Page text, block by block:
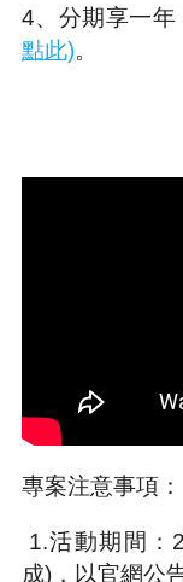
4、分期享一
點此)。
專案注意事項：
1.活動期間：
成)，以官網公